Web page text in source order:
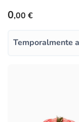
Precio habitual
0,00 €
Temporalmente